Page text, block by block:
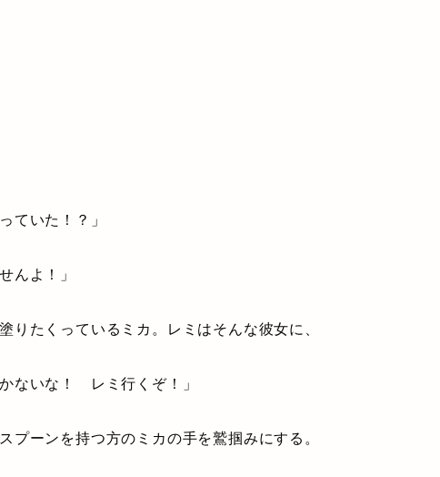
ていた！？」
んよ！」
たくっているミカ。レミはそんな彼女に、
ないな！ レミ行くぞ！」
ーンを持つ方のミカの手を鷲掴みにする。